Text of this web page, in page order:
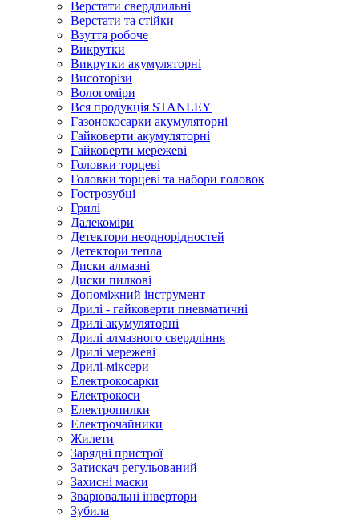
Верстати свердлильні
Верстати та стійки
Взуття робоче
Викрутки
Викрутки акумуляторні
Висоторізи
Вологоміри
Вся продукція STANLEY
Газонокосарки акумуляторні
Гайковерти акумуляторні
Гайковерти мережеві
Головки торцеві
Головки торцеві та набори головок
Гострозубці
Грилі
Далекоміри
Детектори неоднорідностей
Детектори тепла
Диски алмазні
Диски пилкові
Допоміжний інструмент
Дрилі - гайковерти пневматичні
Дрилі акумуляторні
Дрилі алмазного свердління
Дрилі мережеві
Дрилі-міксери
Електрокосарки
Електрокоси
Електропилки
Електрочайники
Жилети
Зарядні пристрої
Затискач регульований
Захисні маски
Зварювальні інвертори
Зубила